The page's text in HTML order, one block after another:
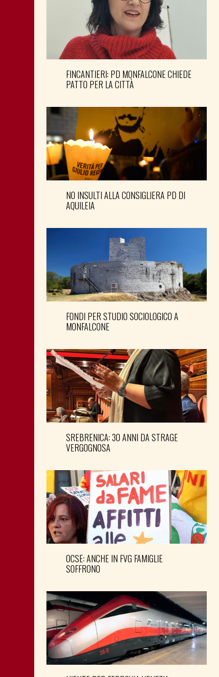
FINCANTIERI: PD MONFALCONE CHIEDE
PATTO PER LA CITTÀ
NO INSULTI ALLA CONSIGLIERA PD DI
AQUILEIA
FONDI PER STUDIO SOCIOLOGICO A
MONFALCONE
SREBRENICA: 30 ANNI DA STRAGE
VERGOGNOSA
OCSE: ANCHE IN FVG FAMIGLIE
SOFFRONO